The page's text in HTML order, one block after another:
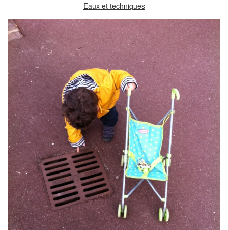
Eaux et techniques